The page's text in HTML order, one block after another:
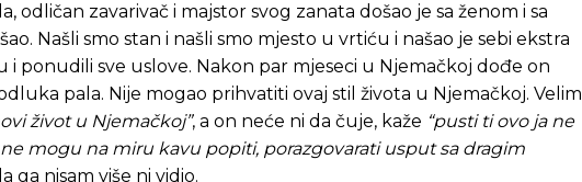
odličan zavarivač i majstor svog zanata došao je sa ženom i sa
Našli smo stan i našli smo mjesto u vrtiću i našao je sebi ekstra
ponudili sve uslove. Nakon par mjeseci u Njemačkoj dođe on
pala. Nije mogao prihvatiti ovaj stil života u Njemačkoj. Velim
život u Njemačkoj”, a on neće ni da čuje, kaže “pusti ti ovo ja ne
mogu na miru kavu popiti, porazgovarati usput sa dragim
ga nisam više ni vidio.